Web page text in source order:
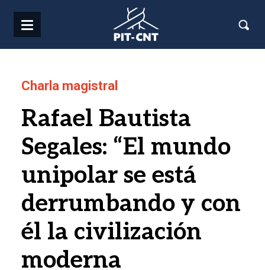
Charla magistral
Rafael Bautista
Segales: “El mundo
unipolar se está
derrumbando y con
él la civilización
moderna